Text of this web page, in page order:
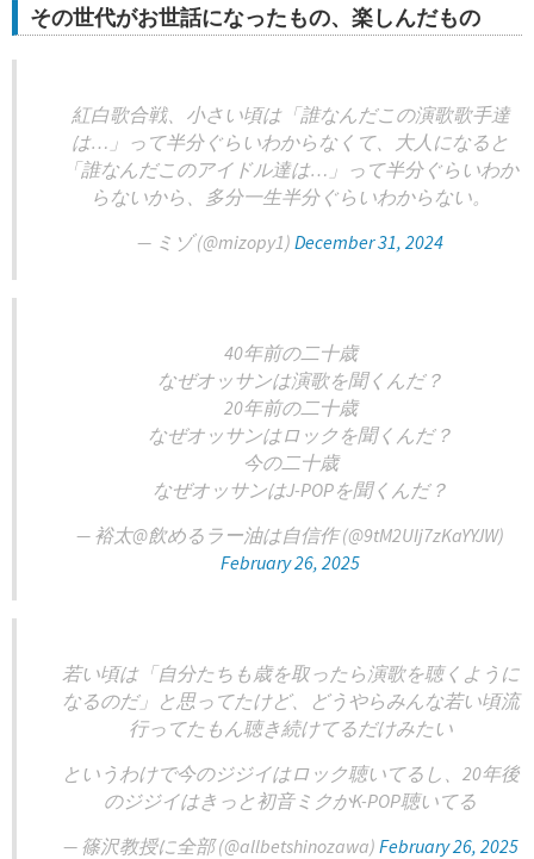
その世代がお世話になったもの、楽しんだもの
紅白歌合戦、小さい頃は「誰なんだこの演歌歌手達
は…」って半分ぐらいわからなくて、大人になると
「誰なんだこのアイドル達は…」って半分ぐらいわか
らないから、多分一生半分ぐらいわからない。
— ミゾ (@mizopy1) December 31, 2024
40年前の二十歳
なぜオッサンは演歌を聞くんだ？
20年前の二十歳
なぜオッサンはロックを聞くんだ？
今の二十歳
なぜオッサンはJ-POPを聞くんだ？
— 裕太@飲めるラー油は自信作 (@9tM2UIj7zKaYYJW)
February 26, 2025
若い頃は「自分たちも歳を取ったら演歌を聴くように
なるのだ」と思ってたけど、どうやらみんな若い頃流
行ってたもん聴き続けてるだけみたい
というわけで今のジジイはロック聴いてるし、20年後
のジジイはきっと初音ミクかK-POP聴いてる
— 篠沢教授に全部 (@allbetshinozawa) February 26, 2025